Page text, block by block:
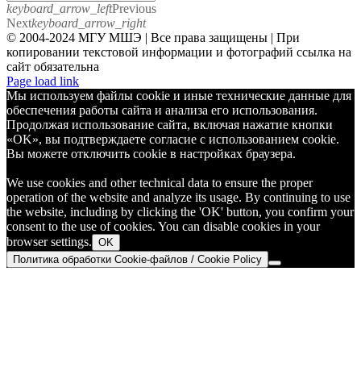
keyboard_arrow_leftPrevious
Nextkeyboard_arrow_right
© 2004-2024 МГУ МШЭ | Все права защищены | При
копировании текстовой информации и фотографий ссылка на
сайт обязательна
Telegram
Page load link
Мы используем файлы cookie и иные технические данные для
обеспечения работы сайта и анализа его использования.
Продолжая использование сайта, включая нажатие кнопки
«OK», вы подтверждаете согласие с использованием cookie.
Вы можете отключить cookie в настройках браузера.
We use cookies and other technical data to ensure the proper
operation of the website and analyze its usage. By continuing to use
the website, including by clicking the 'OK' button, you confirm your
consent to the use of cookies. You can disable cookies in your
browser settings. OK
Политика обработки Cookie-файлов / Cookie Policy